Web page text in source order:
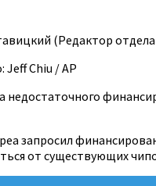
(Редактор отдела
Chiu / AP
недостаточного
запросил
от существующих